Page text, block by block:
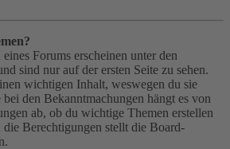
Forums erscheinen unter den
sind nur auf der ersten Seite zu sehen.
wichtigen Inhalt, weswegen du sie
bei den Bekanntmachungen hängt es von
ab, ob du wichtige Themen erstellen
die Berechtigungen stellt die Board-